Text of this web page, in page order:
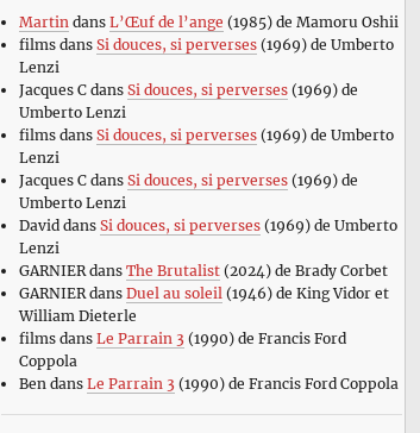
Martin dans L’Œuf de l’ange (1985) de Mamoru Oshii
filmsdans Si douces, si perverses(1969) de Umberto
Lenzi
Jacques Cdans Si douces, si perverses(1969) de
Umberto Lenzi
filmsdans Si douces, si perverses(1969) de Umberto
Lenzi
Jacques Cdans Si douces, si perverses(1969) de
Umberto Lenzi
David dans Si douces, si perverses(1969) de Umberto
Lenzi
GARNIERdans The Brutalist(2024) de Brady Corbet
GARNIERdans Duel au soleil (1946) de King Vidor et
William Dieterle
filmsdans Le Parrain 3 (1990) de Francis Ford
Coppola
Ben dans Le Parrain 3 (1990) de Francis Ford Coppola